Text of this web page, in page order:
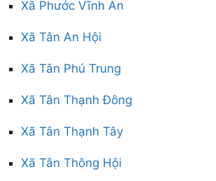
Xã Phước Vĩnh An
Xã Tân An Hội
Xã Tân Phú Trung
Xã Tân Thạnh Đông
Xã Tân Thạnh Tây
Xã Tân Thông Hội